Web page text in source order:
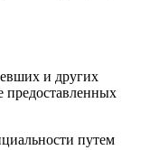
и других
предоставленных
путем